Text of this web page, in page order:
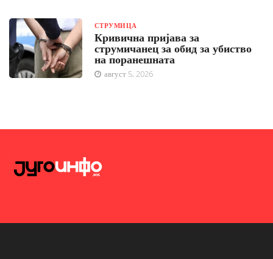
СТРУМИЦА
Кривична пријава за
струмичанец за обид за убиство
на поранешната
август 5, 2026